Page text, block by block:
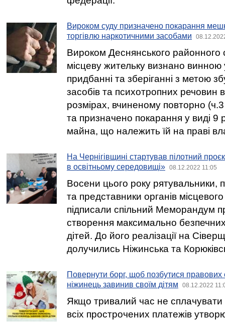
Вироком суду призначено покарання
торгівлю наркотичними засобами
Вироком Деснянського районного
місцеву жительку визнано
придбанні та зберіганні з метою
засобів та психотропних речовин
розмірах, вчиненому повторно
та призначено покарання у виді 9
майна, що належить їй на праві
На Чернігівщині стартував пілотний
в освітньому середовищі»
08.12.2022 11:05
Восени цього року рятувальники,
та представники органів
підписали спільний Меморандум
створення максимально
дітей. До його реалізації на
долучились Ніжинська та
Повернути борг, щоб позбутися правових
ніжинець завинив своїм дітям
08.12.2022
Якщо тривалий час не сплачувати
всіх прострочених платежів